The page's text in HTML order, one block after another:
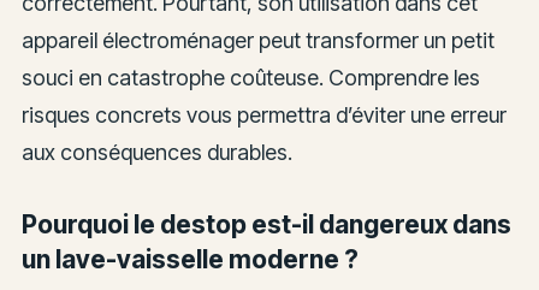
appareil électroménager peut transformer un petit
souci en catastrophe coûteuse. Comprendre les
risques concrets vous permettra d’éviter une erreur
aux conséquences durables.
Pourquoi le destop est-il dangereux dans
un lave-vaisselle moderne ?